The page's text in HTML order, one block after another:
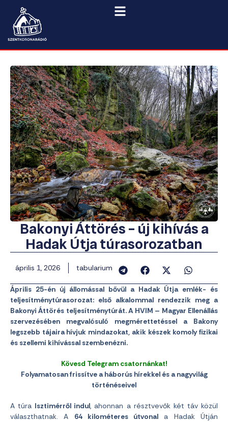
Bakonyi Áttörés – új kihívás a
Hadak Útja túrasorozatban
április 1, 2026 tabularium
Április 25-én új állomással bővül a Hadak Útja emlék- és
teljesítménytúrasorozat: első alkalommal rendezzik meg a
Bakonyi Áttörés teljesítménytúrát. A HVIM – Magyar Ellenállás
szervezésében megvalósuló megmérettetéssel a Bakony
legszebb tájaira hívjuk mindazokat, akik készek komoly fizikai
és szellemi kihívással szembenézni.
Kövesd Telegram csatornánkat!
Folyamatosan frissítve a háborús hírekkel és a nagyvilág
történéseivel
A túra Isztimérről indul, ahonnan a résztvevők két táv közül
választhatnak. A 64 kilométeres útvonal a Hadak Útján